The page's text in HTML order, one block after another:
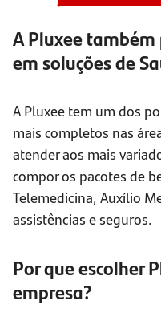
A Pluxee também
em soluções de
A Pluxee tem um dos
mais completos nas
atender aos mais
compor os pacotes de
Telemedicina, Auxílio
assistências e seguros.
Por que escolher
empresa?